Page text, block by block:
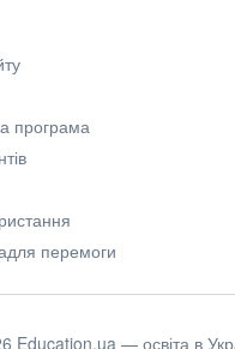
програма
перемоги
Education.ua — освіта в